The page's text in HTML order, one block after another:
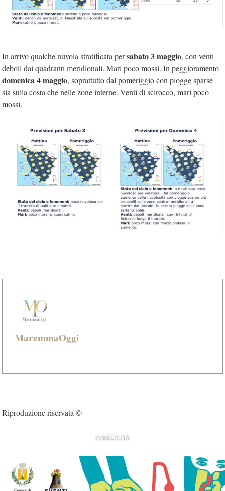
In arrivo qualche nuvola stratificata persabato 3 maggio, con venti
deboli dai quadranti meridionali. Mari poco mossi. In peggioramento
domenica 4 maggio, soprattutto dal pomeriggio con piogge sparse
sia sulla costa che nelle zone interne. Venti di scirocco, mari poco
mossi.
MaremmaOggi
Riproduzione riservata ©
PUBBLICITÀ